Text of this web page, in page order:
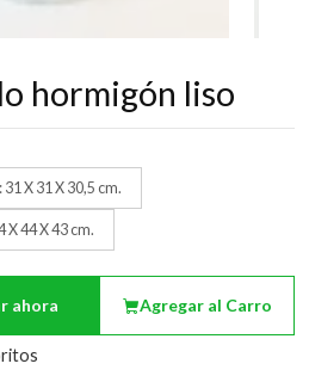
hormigón liso
31 X 31 X 30,5 cm.
X 44 X 43 cm.
Agregar al Carro
ahora